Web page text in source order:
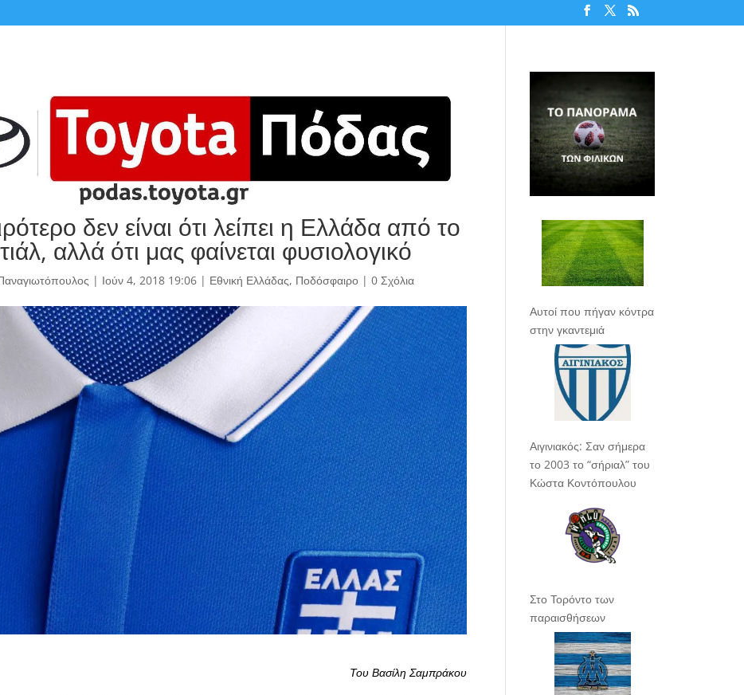
δεν είναι ότι λείπει η Ελλάδα από το
αλλά ότι μας φαίνεται φυσιολογικό
| Ιούν 4, 2018 19:06| Εθνική Ελλάδας, Ποδόσφαιρο| 0 Σχόλια
Του Βασίλη Σαμπράκου
Αυτοί που πήγαν κόντρα
στην γκαντεμιά
Αιγινιακός: Σαν σήμερα
το 2003 το “σήριαλ” του
Κώστα Κοντόπουλου
Στο Τορόντο των
παραισθήσεων